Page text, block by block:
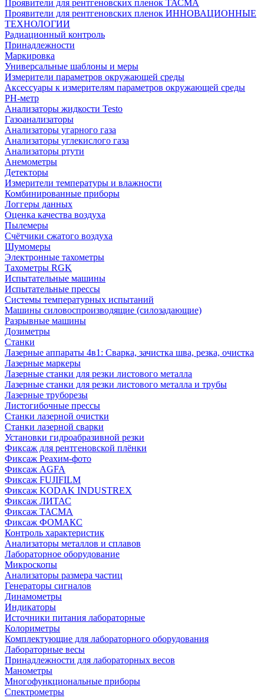
Проявители для рентгеновских пленок ТАСМА
Проявители для рентгеновских пленок ИННОВАЦИОННЫЕ
ТЕХНОЛОГИИ
Радиационный контроль
Принадлежности
Маркировка
Универсальные шаблоны и меры
Измерители параметров окружающей среды
Аксессуары к измерителям параметров окружающей среды
PH-метр
Анализаторы жидкости Testo
Газоанализаторы
Анализаторы угарного газа
Анализаторы углекислого газа
Анализаторы ртути
Анемометры
Детекторы
Измерители температуры и влажности
Комбинированные приборы
Логгеры данных
Оценка качества воздуха
Пылемеры
Счётчики сжатого воздуха
Шумомеры
Электронные тахометры
Тахометры RGK
Испытательные машины
Испытательные прессы
Системы температурных испытаний
Машины силовоспроизводящие (силозадающие)
Разрывные машины
Дозиметры
Станки
Лазерные аппараты 4в1: Сварка, зачистка шва, резка, очистка
Лазерные маркеры
Лазерные станки для резки листового металла
Лазерные станки для резки листового металла и трубы
Лазерные труборезы
Листогибочные прессы
Станки лазерной очистки
Станки лазерной сварки
Установки гидроабразивной резки
Фиксаж для рентгеновской плёнки
Фиксаж Реахим-фото
Фиксаж AGFA
Фиксаж FUJIFILM
Фиксаж KODAK INDUSTREX
Фиксаж ЛИТАС
Фиксаж ТАСМА
Фиксаж ФОМАКС
Контроль характеристик
Анализаторы металлов и сплавов
Лабораторное оборудование
Микроскопы
Анализаторы размера частиц
Генераторы сигналов
Динамометры
Индикаторы
Источники питания лабораторные
Колориметры
Комплектующие для лабораторного оборудования
Лабораторные весы
Принадлежности для лабораторных весов
Манометры
Многофункциональные приборы
Спектрометры